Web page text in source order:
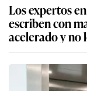
Los expertos
escriben con
acelerado y no